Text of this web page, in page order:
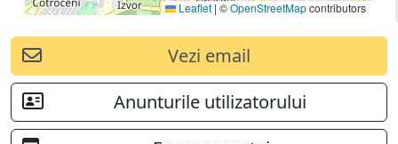
Leaflet | ©OpenStreetMapcontributors
Vezi email
Anunturile utilizatorului